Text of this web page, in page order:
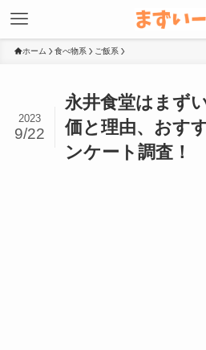
ホーム 食べ物系 ご飯系
永井食堂はまず
価と理由、おす
ンケート調査！
2023
9/22